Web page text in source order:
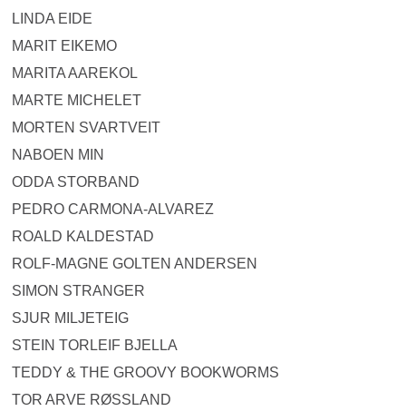
LINDA EIDE
MARIT EIKEMO
MARITA AAREKOL
MARTE MICHELET
MORTEN SVARTVEIT
NABOEN MIN
ODDA STORBAND
PEDRO CARMONA-ALVAREZ
ROALD KALDESTAD
ROLF-MAGNE GOLTEN ANDERSEN
SIMON STRANGER
SJUR MILJETEIG
STEIN TORLEIF BJELLA
TEDDY & THE GROOVY BOOKWORMS
TOR ARVE RØSSLAND